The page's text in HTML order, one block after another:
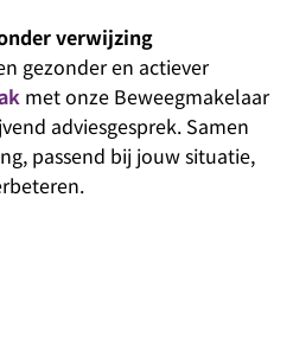
verwijzing
gezonder en actiever
met onze Beweegmakelaar
adviesgesprek. Samen
passend bij jouw situatie,